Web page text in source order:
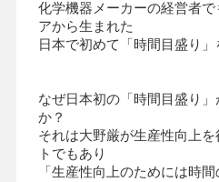
会社情報 グループ会社 プライバシーポ
採用情報
化学機器メーカーの経営者
アから生まれた
日本で初めて「時間目盛り」
なぜ日本初の「時間目盛り
か？
それは大野厳が生産性向上
トでもあり
「生産性向上のためには時